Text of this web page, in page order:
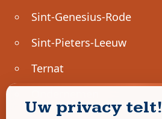
Sint-Genesius-Rode
Sint-Pieters-Leeuw
Ternat
Uw privacy telt!